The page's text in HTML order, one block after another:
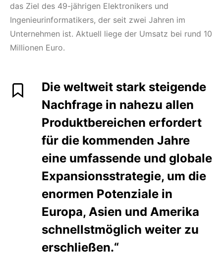
das Ziel des 49-jährigen Elektronikers und
Ingenieurinformatikers, der seit zwei Jahren im
Unternehmen ist. Aktuell liege der Umsatz bei rund 10
Millionen Euro.
Die weltweit stark steigende
Nachfrage in nahezu allen
Produktbereichen erfordert
für die kommenden Jahre
eine umfassende und globale
Expansionsstrategie, um die
enormen Potenziale in
Europa, Asien und Amerika
schnellstmöglich weiter zu
erschließen.“